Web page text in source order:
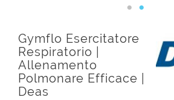
Gymflo Esercitatore
Respiratorio |
Allenamento
Polmonare Efficace |
Deas